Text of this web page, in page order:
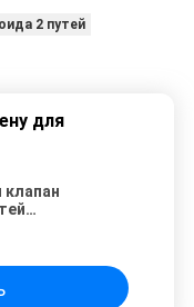
2 путей
для
клапан